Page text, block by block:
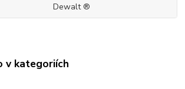
Dewalt ®
v kategoriích